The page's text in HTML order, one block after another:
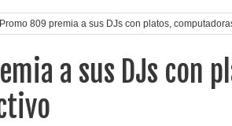
Promo 809 premia a sus DJs con platos,
a sus DJs con